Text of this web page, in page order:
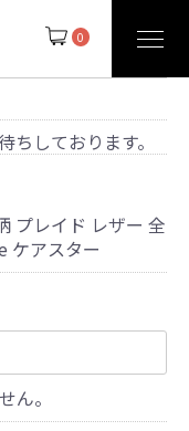
0
しております。
プレイド レザー 全
ケアスター
ん。